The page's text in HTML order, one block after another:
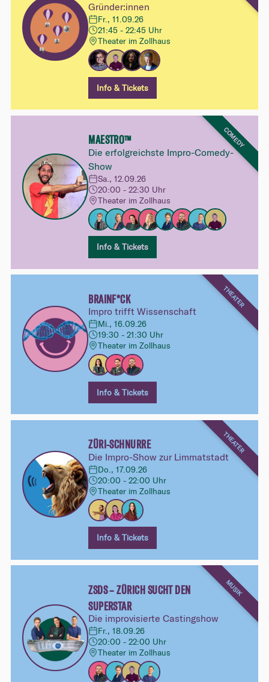
Gründer:innen
Fr., 11.09.26
21:45 - 22:45 Uhr
Theater im Zollhaus
Info & Tickets
COMEDY
MAESTRO™
Die erfolgreichste Impro-Comedy-
Show
Sa., 12.09.26
20:00 - 22:30 Uhr
Theater im Zollhaus
Info & Tickets
THEATER
BRAINF*CK
Impro trifft Wissenschaft
Mi., 16.09.26
19:30 - 21:30 Uhr
Theater im Zollhaus
Info & Tickets
THEATER
ZÜRI-SCHNURRE
Die Impro-Show zur Limmatstadt
Do., 17.09.26
20:00 - 22:00 Uhr
Theater im Zollhaus
Info & Tickets
MUSIK
ZSDS – ZÜRICH SUCHT DEN
SUPERSTAR
Die improvisierte Castingshow
Fr., 18.09.26
20:00 - 22:00 Uhr
Theater im Zollhaus